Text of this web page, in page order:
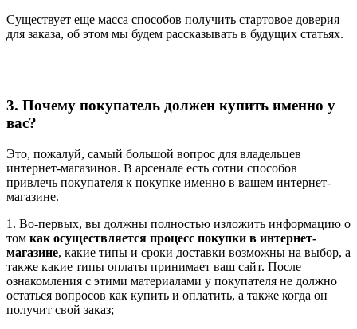
Существует еще масса способов получить стартовое доверия
для заказа, об этом мы будем рассказывать в будущих статьях.
3. Почему покупатель должен купить именно у
вас?
Это, пожалуй, самый большой вопрос для владельцев
интернет-магазинов. В арсенале есть сотни способов
привлечь покупателя к покупке именно в вашем интернет-
магазине.
1. Во-первых, вы должны полностью изложить информацию о
том как осуществляется процесс покупки в интернет-
магазине, какие типы и сроки доставки возможны на выбор, а
также какие типы оплаты принимает ваш сайт. После
ознакомления с этими материалами у покупателя не должно
остаться вопросов как купить и оплатить, а также когда он
получит свой заказ;